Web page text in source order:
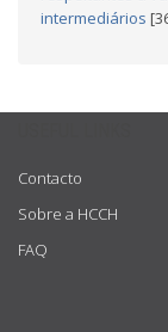
intermediários
Contacto
Sobre a HCCH
FAQ